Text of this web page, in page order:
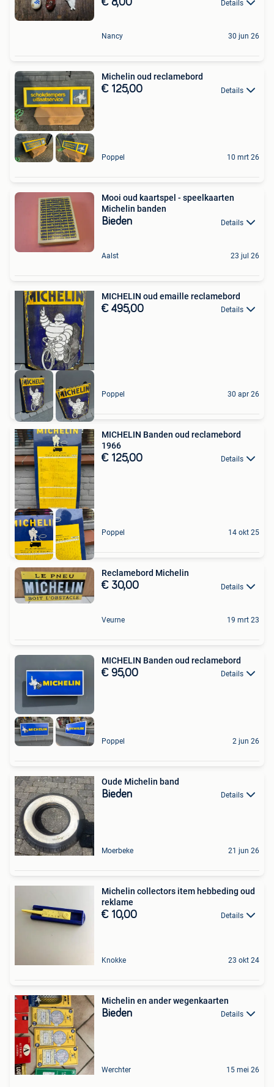
€ 8,00 Details
Nancy 30 jun 26
Michelin oud reclamebord
€ 125,00 Details
Poppel 10 mrt 26
Mooi oud kaartspel - speelkaarten
Michelin banden
Bieden Details
Aalst 23 jul 26
MICHELIN oud emaille reclamebord
€ 495,00 Details
Poppel 30 apr 26
MICHELIN Banden oud reclamebord
1966
€ 125,00 Details
Poppel 14 okt 25
Reclamebord Michelin
€ 30,00 Details
Veurne 19 mrt 23
MICHELIN Banden oud reclamebord
€ 95,00 Details
Poppel 2 jun 26
Oude Michelin band
Bieden Details
Moerbeke 21 jun 26
Michelin collectors item hebbeding oud
reklame
€ 10,00 Details
Knokke 23 okt 24
Michelin en ander wegenkaarten
Bieden Details
Werchter 15 mei 26